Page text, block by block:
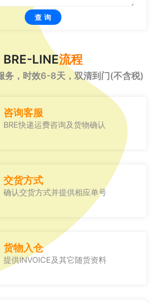
查 询
BRE-LINE流程
务，时效6-8天，双清到门(不含税)
咨询客服
BRE快递运费咨询及货物确认
交货方式
确认交货方式并提供相应单号
货物入仓
提供INVOICE及其它随货资料